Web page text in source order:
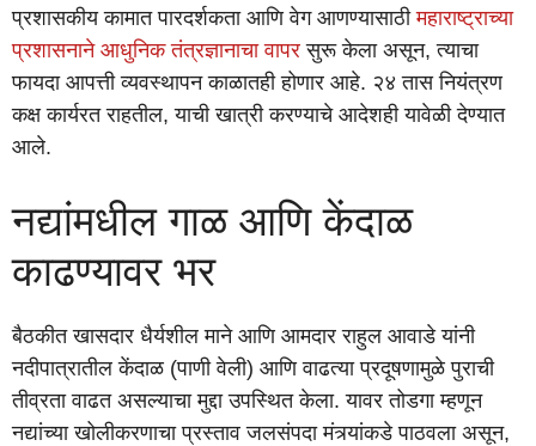
प्रशासकीय कामात पारदर्शकता आणि वेग आणण्यासाठीमहाराष्ट्राच्या
प्रशासनाने आधुनिक तंत्रज्ञानाचा वापर सुरू केला असून, त्याचा
फायदा आपत्ती व्यवस्थापन काळातही होणार आहे. २४ तास नियंत्रण
कक्ष कार्यरत राहतील, याची खात्री करण्याचे आदेशही यावेळी देण्यात
आले.
नद्यांमधील गाळ आणि केंदाळ
काढण्यावर भर
बैठकीत खासदार धैर्यशील माने आणि आमदार राहुल आवाडे यांनी
नदीपात्रातील केंदाळ (पाणी वेली) आणि वाढत्या प्रदूषणामुळे पुराची
तीव्रता वाढत असल्याचा मुद्दा उपस्थित केला. यावर तोडगा म्हणून
नद्यांच्या खोलीकरणाचा प्रस्ताव जलसंपदा मंत्र्यांकडे पाठवला असून,